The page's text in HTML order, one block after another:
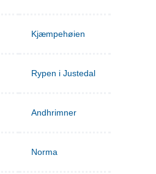
Kjæmpehøien
Rypen i Justedal
Andhrimner
Norma